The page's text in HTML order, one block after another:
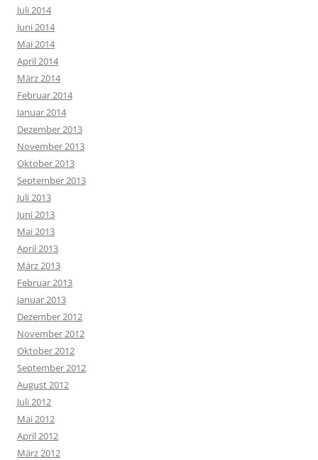
Juli 2014
Juni 2014
Mai 2014
April 2014
März 2014
Februar 2014
Januar 2014
Dezember 2013
November 2013
Oktober 2013
September 2013
Juli 2013
Juni 2013
Mai 2013
April 2013
März 2013
Februar 2013
Januar 2013
Dezember 2012
November 2012
Oktober 2012
September 2012
August 2012
Juli 2012
Mai 2012
April 2012
März 2012